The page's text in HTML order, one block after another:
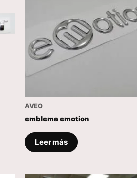
AVEO
emblema emotion
Leer más